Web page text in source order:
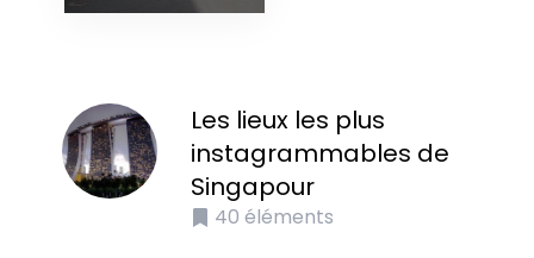
Les lieux les plus
instagrammables de
Singapour
40 éléments